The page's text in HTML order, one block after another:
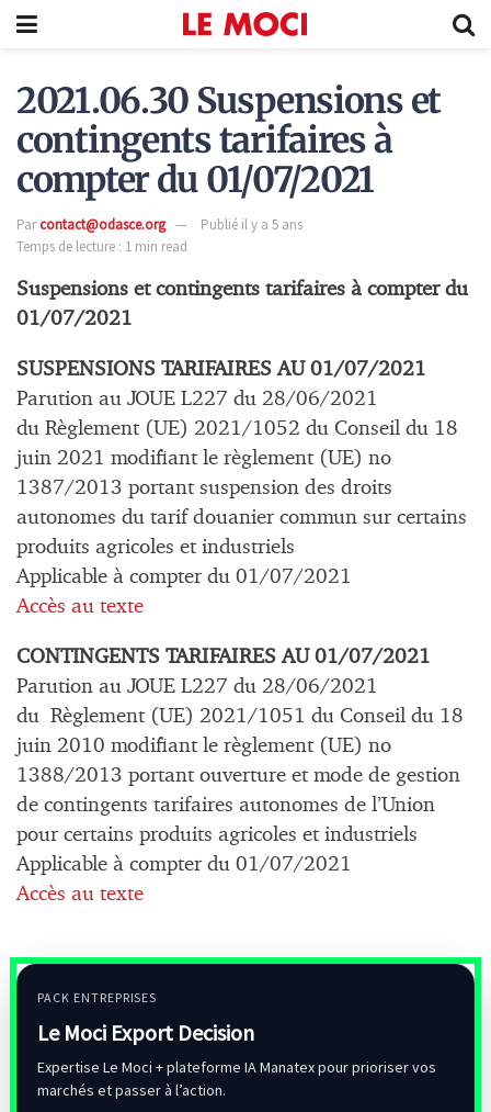
2021.06.30 Suspensions et
contingents tarifaires à
compter du 01/07/2021
Parcontact@odasce.org
Publié il y a 5 ans
Temps de lecture : 1 min read
Suspensions et contingents tarifaires à compter du
01/07/2021
SUSPENSIONS TARIFAIRES AU 01/07/2021
Parution au JOUE L227 du 28/06/2021
du Règlement (UE) 2021/1052 du Conseil du 18
juin 2021 modifiant le règlement (UE) no
1387/2013 portant suspension des droits
autonomes du tarif douanier commun sur certains
produits agricoles et industriels
Applicable à compter du 01/07/2021
Accès au texte
CONTINGENTS TARIFAIRES AU 01/07/2021
Parution au JOUE L227 du 28/06/2021
du Règlement (UE) 2021/1051 du Conseil du 18
juin 2010 modifiant le règlement (UE) no
1388/2013 portant ouverture et mode de gestion
de contingents tarifaires autonomes de l’Union
pour certains produits agricoles et industriels
Applicable à compter du 01/07/2021
Accès au texte
PACK ENTREPRISES
Le Moci Export Decision
Expertise Le Moci + plateforme IA Manatex pour prioriser vos
marchés et passer à l’action.